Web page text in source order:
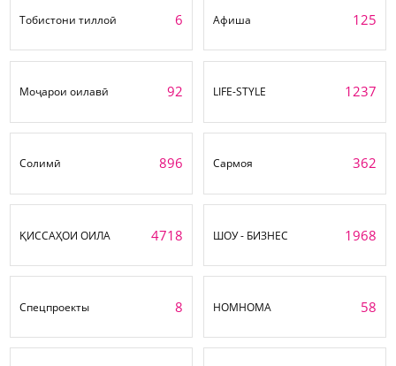
Тобистони тиллоӣ 6 Афиша 125
Моҷарои оилавӣ 92 LIFE-STYLE 1237
Солимӣ 896 Сармоя 362
ҚИССАҲОИ ОИЛА 4718 ШОУ - БИЗНЕС 1968
Спецпроекты 8 НОМНОМА 58